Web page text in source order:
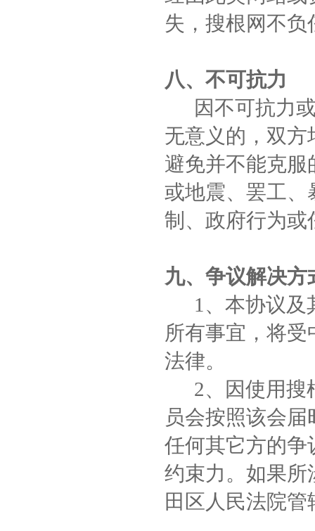
失，搜根网不
八、不可抗力
因不可抗力或
无意义的，双
避免并不能克
或地震、罢工、
制、政府行为或
九、争议解决方
1、本协议及
所有事宜，将
法律。
2、因使用搜
员会按照该会
任何其它方的争
约束力。如果所
田区人民法院管